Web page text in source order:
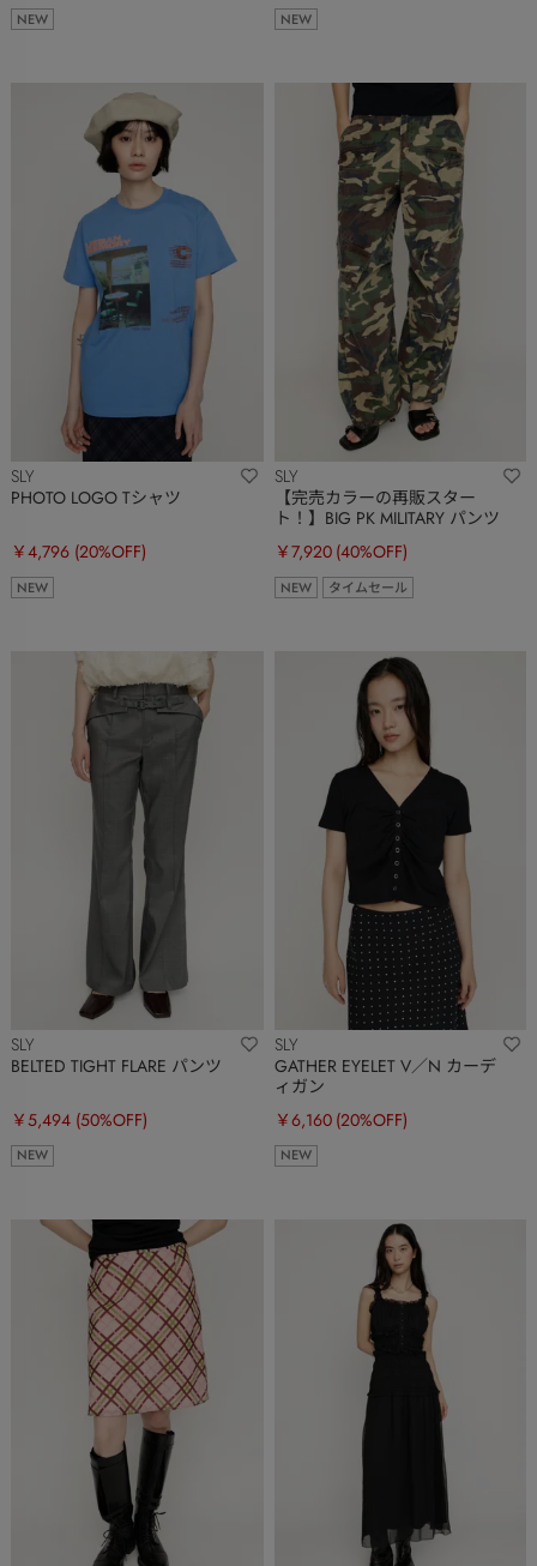
NEW NEW
SLY
PHOTO LOGO Tシャツ
￥4,796 (20%OFF)
NEW
SLY
【完売カラーの再販スター
ト！】BIG PK MILITARY パンツ
￥7,920 (40%OFF)
NEW タイムセール
SLY
BELTED TIGHT FLARE パンツ
￥5,494 (50%OFF)
NEW
SLY
GATHER EYELET V／N カーデ
ィガン
￥6,160 (20%OFF)
NEW